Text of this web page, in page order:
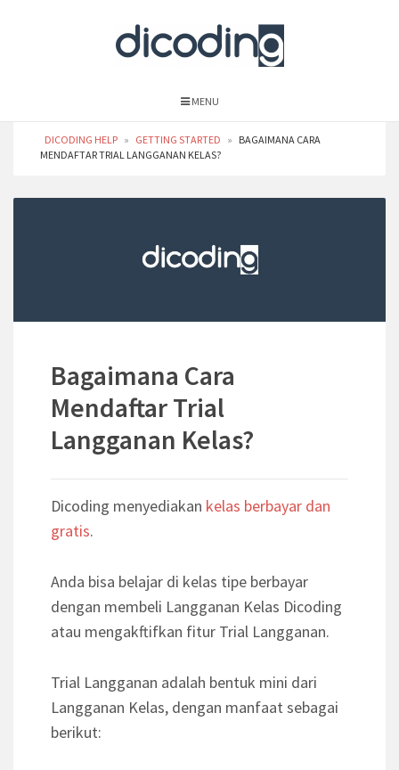
MENU
DICODING HELP » GETTING STARTED » BAGAIMANA CARA
MENDAFTAR TRIAL LANGGANAN KELAS?
Bagaimana Cara
Mendaftar Trial
Langganan Kelas?
Dicoding menyediakan kelas berbayar dan
gratis.
Anda bisa belajar di kelas tipe berbayar
dengan membeli Langganan Kelas Dicoding
atau mengakftifkan fitur Trial Langganan.
Trial Langganan adalah bentuk mini dari
Langganan Kelas, dengan manfaat sebagai
berikut: